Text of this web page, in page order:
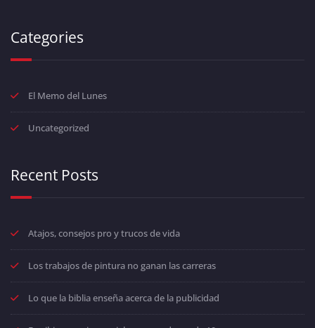
Categories
El Memo del Lunes
Uncategorized
Recent Posts
Atajos, consejos pro y trucos de vida
Los trabajos de pintura no ganan las carreras
Lo que la biblia enseña acerca de la publicidad